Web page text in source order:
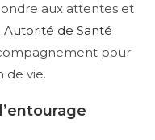
aux attentes et
Autorité de Santé
pour
de vie.